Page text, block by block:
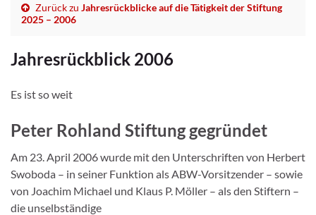
Zurück zu Jahresrückblicke auf die Tätigkeit der Stiftung
2025 – 2006
Jahresrückblick 2006
Es ist so weit
Peter Rohland Stiftung gegründet
Am 23. April 2006 wurde mit den Unterschriften von Herbert
Swoboda – in seiner Funktion als ABW-Vorsitzender – sowie
von Joachim Michael und Klaus P. Möller – als den Stiftern –
die unselbständige